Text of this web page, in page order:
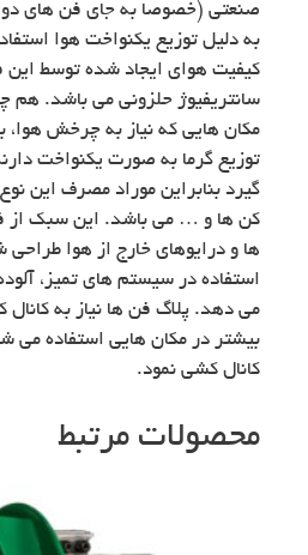
صنعتی (خصوصا به جای فن های دو
به دلیل توزیع یکنواخت هوا
کیفیت هوای ایجاد شده توسط
سانتریفیوژ حلزونی می باشد. هم
مکان هایی که نیاز به چرخش هوا،
توزیع گرما به صورت یکنواخت
گیرد بنابراین موراد مصرف این
کن ها و … می باشد. این سبک از فن
ها و درایوهای خارج از هوا
استفاده در سیستم های تمیز،
می دهد. پلاگ فن ها نیاز به
بیشتر در مکان هایی استفاده می
کانال کشی نمود.
محصولات مرتبط